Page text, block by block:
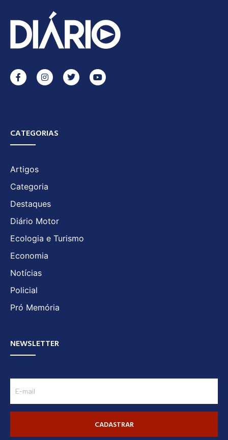
CATEGORIAS
Artigos
Categoria
Destaques
Diário Motor
Ecologia e Turismo
Economia
Notícias
Policial
Pró Memória
NEWSLETTER
CADASTRAR